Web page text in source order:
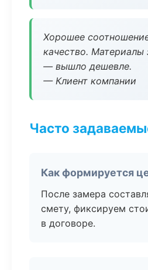
Хорошее
качество. Материалы
— вышло дешевле.
— Клиент компании
Часто
Как формируется
После замера
смету, фиксируем
в договоре.